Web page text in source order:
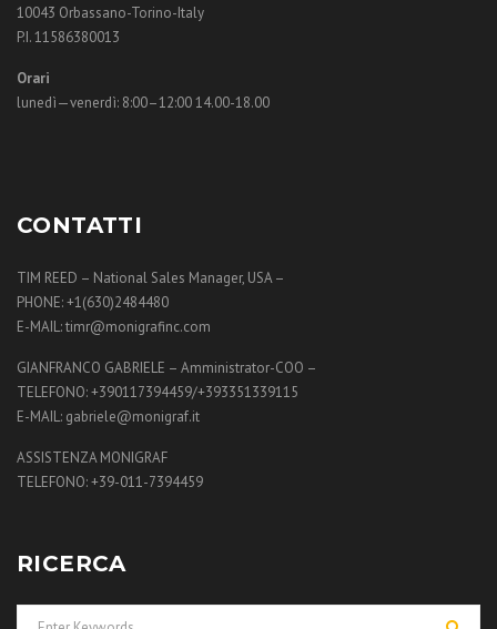
10043 Orbassano-Torino-Italy
P.I. 11586380013
Orari
lunedì—venerdì: 8:00–12:00 14.00-18.00
CONTATTI
TIM REED – National Sales Manager, USA –
PHONE: +1(630)2484480
E-MAIL: timr@monigrafinc.com
GIANFRANCO GABRIELE – Amministrator-COO –
TELEFONO: +390117394459/+393351339115
E-MAIL: gabriele@monigraf.it
ASSISTENZA MONIGRAF
TELEFONO: +39-011-7394459
RICERCA